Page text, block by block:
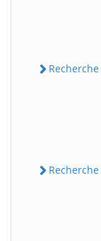
Recherche